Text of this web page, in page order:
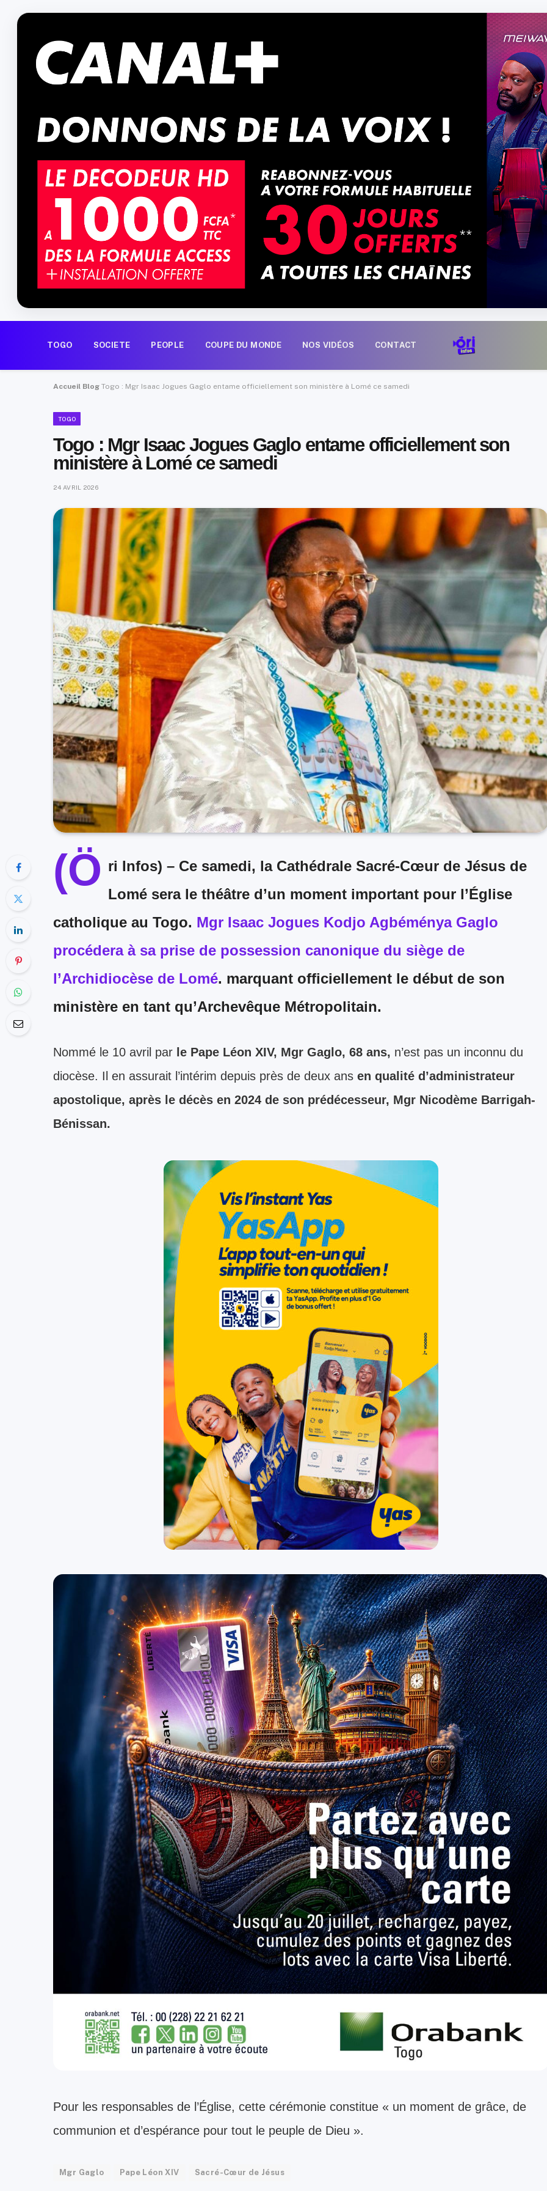
TOGO SOCIETE PEOPLE COUPE DU MONDE NOS VIDÉOS CONTACT
Accueil Blog Togo : Mgr Isaac Jogues Gaglo entame officiellement son ministère à Lomé ce samedi
TOGO
Togo : Mgr Isaac Jogues Gaglo entame officiellement son
ministère à Lomé ce samedi
24 AVRIL 2026
(Ö ri Infos) – Ce samedi, la Cathédrale Sacré-Cœur de Jésus de
Lomé sera le théâtre d’un moment important pour l’Église
catholique au Togo. Mgr Isaac Jogues Kodjo Agbéménya Gaglo
procédera à sa prise de possession canonique du siège de
l’Archidiocèse de Lomé. marquant officiellement le début de son
ministère en tant qu’Archevêque Métropolitain.
Nommé le 10 avril par le Pape Léon XIV, Mgr Gaglo, 68 ans, n’est pas un inconnu du
diocèse. Il en assurait l’intérim depuis près de deux ans en qualité d’administrateur
apostolique, après le décès en 2024 de son prédécesseur, Mgr Nicodème Barrigah-
Bénissan.
Pour les responsables de l’Église, cette cérémonie constitue « un moment de grâce, de
communion et d’espérance pour tout le peuple de Dieu ».
Mgr Gaglo Pape Léon XIV Sacré-Cœur de Jésus